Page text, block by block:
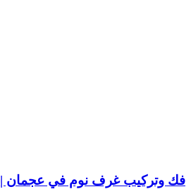
فك وتركيب غرف نوم في عجمان |0545574752